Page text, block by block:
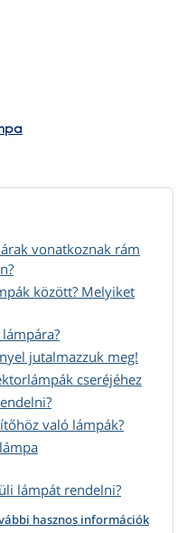
vonatkoznak rám
között? Melyiket
jutalmazzuk meg!
cseréjéhez
való lámpák?
lámpát rendelni?
hasznos információk